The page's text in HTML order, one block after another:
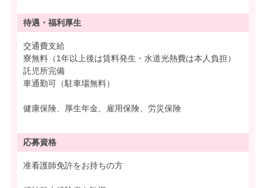
待遇・ 福利厚生
交通費支給
寮無料（1年以上後は賃料発生・水道光熱費は本人負担）
託児所完備
車通勤可（駐車場無料）
健康保険、厚生年金、雇用保険、労災保険
応募資格
准看護師免許をお持ちの方